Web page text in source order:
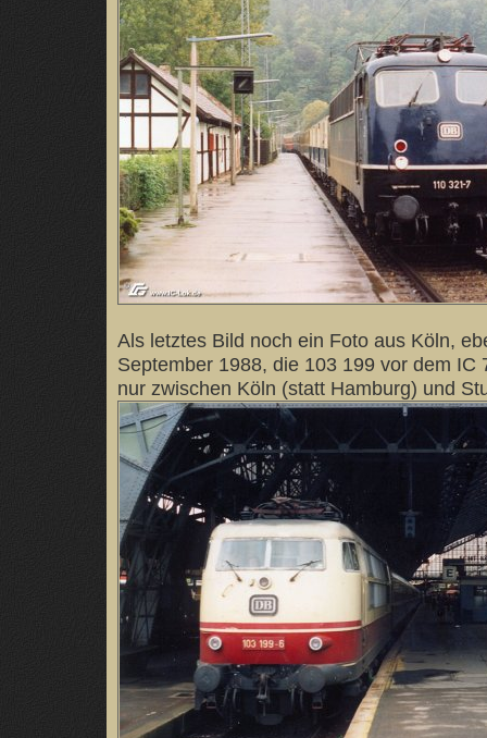
Als letztes Bild noch ein Foto aus Köln,
September 1988, die 103 199 vor dem IC
nur zwischen Köln (statt Hamburg) und